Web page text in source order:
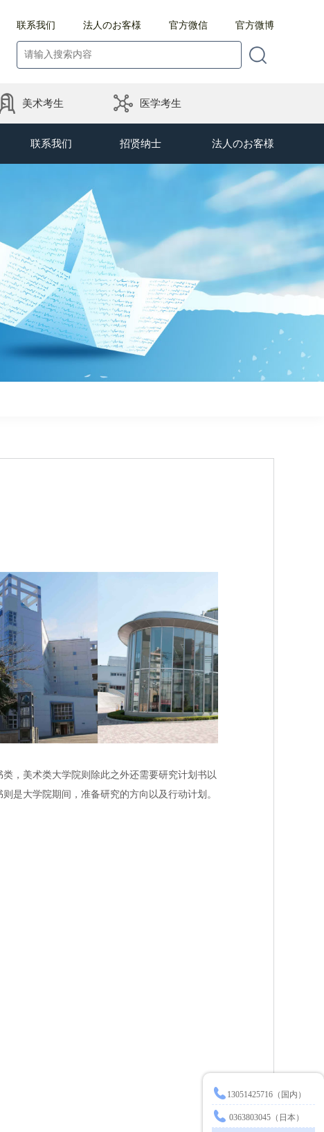
联系我们 法人のお客様 官方微信 官方微博
美术考生 医学考生
联系我们 招贤纳士 法人のお客様
类，美术类大学院则 除此之外还需要研究计划 书 以
则 是大学院期 间 ，准备研究的方向以及行动计划。
13051425716（国内）
0363803045（日本）